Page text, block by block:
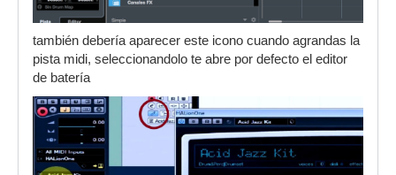
también debería aparecer este icono cuando agrandas la
pista midi, seleccionandolo te abre por defecto el editor
de batería